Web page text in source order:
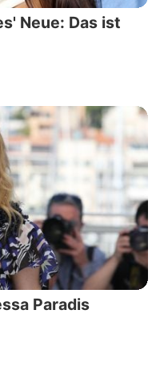
Neue: Das ist
Paradis